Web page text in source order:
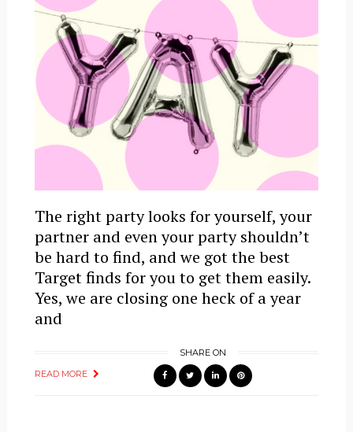
The right party looks for yourself, your
partner and even your party shouldn’t
be hard to find, and we got the best
Target finds for you to get them easily.
Yes, we are closing one heck of a year
and
READ MORE
SHARE ON